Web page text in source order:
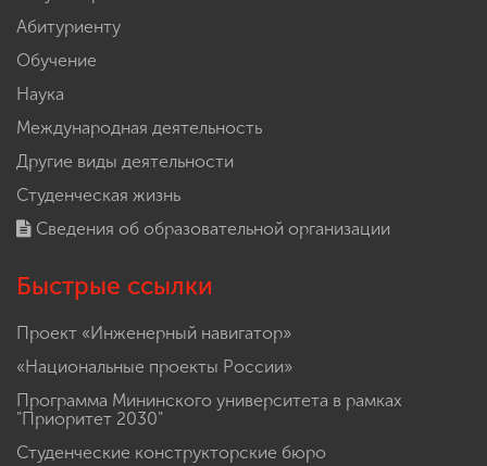
Абитуриенту
Обучение
Наука
Международная деятельность
Другие виды деятельности
Студенческая жизнь
Сведения об образовательной организации
Быстрые ссылки
Проект «Инженерный навигатор»
«Национальные проекты России»
Программа Мининского университета в рамках
"Приоритет 2030"
Студенческие конструкторские бюро